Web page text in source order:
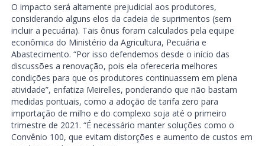
O impacto será altamente prejudicial aos produtores,
considerando alguns elos da cadeia de suprimentos (sem
incluir a pecuária). Tais ônus foram calculados pela equipe
econômica do Ministério da Agricultura, Pecuária e
Abastecimento. “Por isso defendemos desde o início das
discussões a renovação, pois ela ofereceria melhores
condições para que os produtores continuassem em plena
atividade”, enfatiza Meirelles, ponderando que não bastam
medidas pontuais, como a adoção de tarifa zero para
importação de milho e do complexo soja até o primeiro
trimestre de 2021. “É necessário manter soluções como o
Convênio 100, que evitam distorções e aumento de custos em